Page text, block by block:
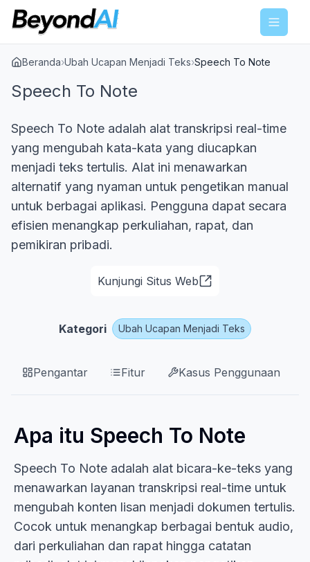
Menu
Beranda›Ubah Ucapan Menjadi Teks›Speech To Note
Speech To Note
Speech To Note adalah alat transkripsi real-time
yang mengubah kata-kata yang diucapkan
menjadi teks tertulis. Alat ini menawarkan
alternatif yang nyaman untuk pengetikan manual
untuk berbagai aplikasi. Pengguna dapat secara
efisien menangkap perkuliahan, rapat, dan
pemikiran pribadi.
Kunjungi Situs Web
Kategori Ubah Ucapan Menjadi Teks
Pengantar Fitur Kasus Penggunaan
Apa itu Speech To Note
Speech To Note adalah alat bicara-ke-teks yang
menawarkan layanan transkripsi real-time untuk
mengubah konten lisan menjadi dokumen tertulis.
Cocok untuk menangkap berbagai bentuk audio,
dari perkuliahan dan rapat hingga catatan